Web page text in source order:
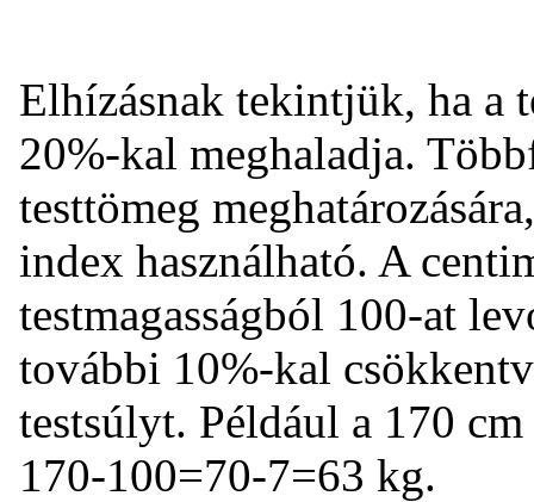
Elhízásnak tekintjük, ha a
20%-kal meghaladja.
testtömeg
index használható. A
testmagasságból 100-at
további 10%-kal
testsúlyt. Például a 170
170-100=70-7=63 kg.